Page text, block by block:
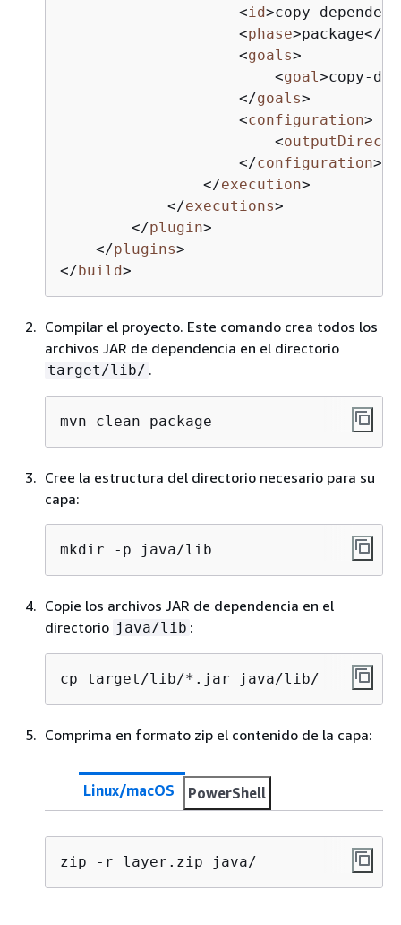
<id>copy-
<phase>package</
<goals>
<goal >copy-
</goals>
<configuration>
<
</configuration>
</execution>
</executions>
</plugin>
</plugins>
</build>
Compilar el proyecto. Este comando crea todos los
archivos JAR de dependencia en el directorio
target/lib/ .
mvn clean package
Cree la estructura del directorio necesario para su
capa:
mkdir -p java/lib
Copie los archivos JAR de dependencia en el
directorio java/lib :
cp target/lib/*.jar java/lib/
Comprima en formato zip el contenido de la capa:
Linux/macOS PowerShell
zip -r layer.zip java/